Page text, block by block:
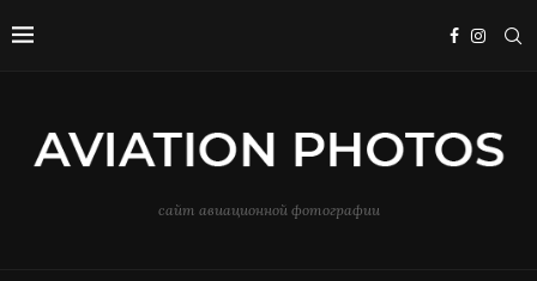
сайт авиационной фотографии